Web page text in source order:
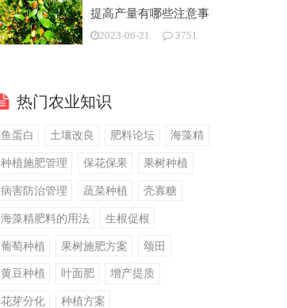
提高产量有哪些注意事
项2023-06-21 3751
热门农业知识
鱼蛋白 土壤改良 肥料论坛 海藻精
种植施肥管理 保花保果 果树种植
病害防治管理 蔬菜种植 壳寡糖
海藻精肥料的用法 生根促根
葡萄种植 果树施肥方案 颂田
黄豆种植 叶面肥 增产提质
花芽分化 种植方案